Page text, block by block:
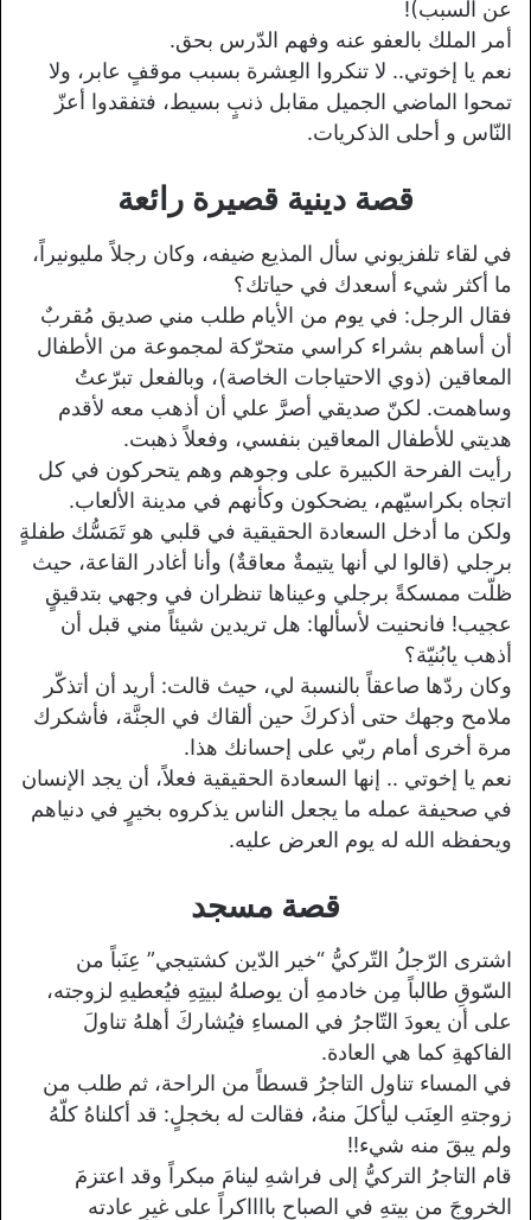
عن السبب)!
أمر الملك بالعفو عنه وفهم الدّرس بحق.
نعم يا إخوتي.. لا تنكروا العِشرة بسبب موقفٍ عابر، ولا
تمحوا الماضي الجميل مقابل ذنبٍ بسيط، فتفقدوا أعزّ
النّاس و أحلى الذكريات.
قصة دينية قصيرة رائعة
في لقاء تلفزيوني سأل المذيع ضيفه، وكان رجلاً مليونيراً،
ما أكثر شيء أسعدك في حياتك؟
فقال الرجل: في يوم من الأيام طلب مني صديق مُقربٌ
أن أساهم بشراء كراسي متحرّكة لمجموعة من الأطفال
المعاقين (ذوي الاحتياجات الخاصة)، وبالفعل تبرّعتُ
وساهمت. لكنّ صديقي أصرَّ علي أن أذهب معه لأقدم
هديتي للأطفال المعاقين بنفسي، وفعلاً ذهبت.
رأيت الفرحة الكبيرة على وجوهم وهم يتحركون في كل
اتجاه بكراسيّهم، يضحكون وكأنهم في مدينة الألعاب.
ولكن ما أدخل السعادة الحقيقية في قلبي هو تَمَسُّك طفلةٍ
برجلي (قالوا لي أنها يتيمةٌ معاقةٌ) وأنا أغادر القاعة، حيث
ظلّت ممسكةً برجلي وعيناها تنظران في وجهي بتدقيقٍ
عجيب! فانحنيت لأسألها: هل تريدين شيئاً مني قبل أن
أذهب يابُنيّة؟
وكان ردّها صاعقاً بالنسبة لي، حيث قالت: أريد أن أتذكّر
ملامح وجهك حتى أذكركَ حين ألقاك في الجنَّة، فأشكرك
مرة أخرى أمام ربّي على إحسانك هذا.
نعم يا إخوتي .. إنها السعادة الحقيقية فعلاً، أن يجد الإنسان
في صحيفة عمله ما يجعل الناس يذكروه بخيرٍ في دنياهم
ويحفظه الله له يوم العرض عليه.
قصة مسجد
اشترى الرّجلُ التّركيُّ “خير الدّين كشتيجي” عِنَباً من
السّوقِ طالباً مِن خادمهِ أن يوصلهُ لبيتِهِ فيُعطيهِ لزوجته،
على أن يعودَ التّاجرُ في المساءِ فيُشاركَ أهلهُ تناولَ
الفاكهةِ كما هي العادة.
في المساء تناول التاجرُ قسطاً من الراحة، ثم طلب من
زوجتهِ العِنَب ليأكلَ منهُ، فقالت له بخجلٍ: قد أكلناهُ كلّهُ
ولم يبقَ منه شيء!!
قام التاجرُ التركيُّ إلى فراشهِ لينامَ مبكراً وقد اعتزمَ
الخروجَ من بيتهِ في الصباحِ بااااكراً على غيرِ عادته